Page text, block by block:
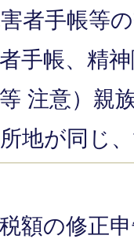
者手帳等
手帳、精
注意）親
所地が同じ
額の修正